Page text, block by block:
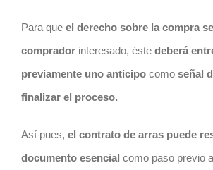
Para que el derecho sobre la compra
compradorinteresado, éstedeberá
previamente uno anticipocomo señal
finalizar el proceso.
Así pues, el contratode arras puede
documento esencial como paso previo a